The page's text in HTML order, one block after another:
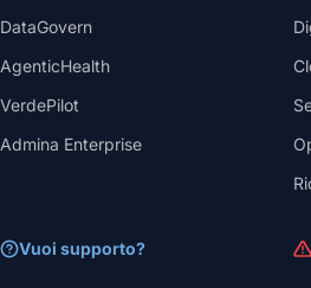
DataGovern
AgenticHealth
VerdePilot
Admina Enterprise
Vuoi supporto?